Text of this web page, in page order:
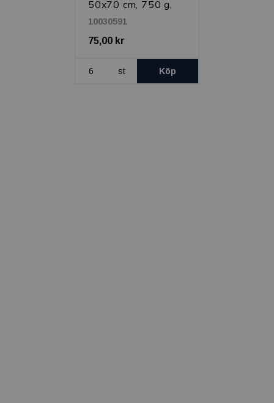
50x70 cm, 750 g,
Vit
10030591
75,00 kr
st Köp